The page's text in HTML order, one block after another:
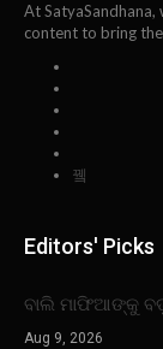
At
content to bring
Editors' Picks
ବାଲି ମାଫିଆଙ୍କୁ
Aug 9, 2026